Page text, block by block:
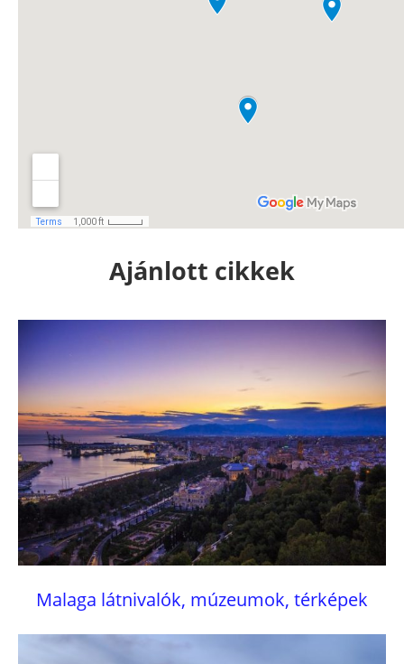
Ajánlott cikkek
Malaga látnivalók, múzeumok, térképek